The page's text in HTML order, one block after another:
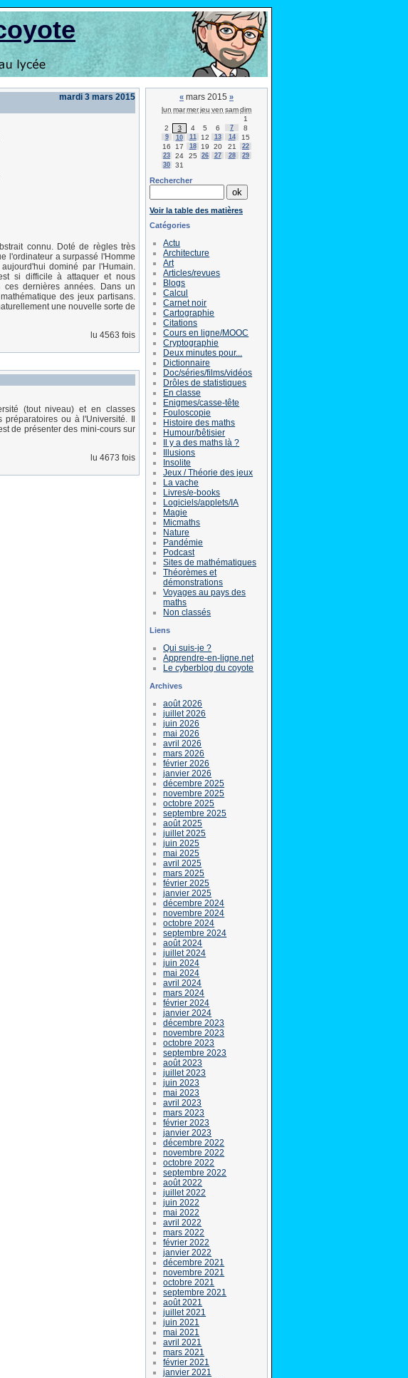
mardi 3 mars 2015
connu. Doté de règles très
l'ordinateur a surpassé l'Homme
dominé par l'Humain.
si difficile à attaquer et nous
dernières années. Dans un
des jeux partisans.
une nouvelle sorte de
lu 4563 fois
(tout niveau) et en classes
ou à l'Université. Il
de présenter des mini-cours sur
lu 4673 fois
« mars 2015 »
lun marmerjeu ven samdim
1
2
3 4 5 6 7 8
9 10 11 12 13 14
15
16
17 18 19 20 21
22
23
24 25 26 27 28
29
30
31
Rechercher
Voir la table des matières
Catégories
Actu
Architecture
Art
Articles/revues
Blogs
Calcul
Carnet noir
Cartographie
Citations
Cours en ligne/MOOC
Cryptographie
Deux minutes pour...
Dictionnaire
Doc/séries/films/vidéos
Drôles de statistiques
En classe
Enigmes/casse-tête
Fouloscopie
Histoire des maths
Humour/bêtisier
Il y a des maths là ?
Illusions
Insolite
Jeux / Théorie des jeux
La vache
Livres/e-books
Logiciels/applets/IA
Magie
Micmaths
Nature
Pandémie
Podcast
Sites de mathématiques
Théorèmes et
démonstrations
Voyages au pays des
maths
Non classés
Liens
Qui suis-je ?
Apprendre-en-ligne.net
Le cyberblog du coyote
Archives
août 2026
juillet 2026
juin 2026
mai 2026
avril 2026
mars 2026
février 2026
janvier 2026
décembre 2025
novembre 2025
octobre 2025
septembre 2025
août 2025
juillet 2025
juin 2025
mai 2025
avril 2025
mars 2025
février 2025
janvier 2025
décembre 2024
novembre 2024
octobre 2024
septembre 2024
août 2024
juillet 2024
juin 2024
mai 2024
avril 2024
mars 2024
février 2024
janvier 2024
décembre 2023
novembre 2023
octobre 2023
septembre 2023
août 2023
juillet 2023
juin 2023
mai 2023
avril 2023
mars 2023
février 2023
janvier 2023
décembre 2022
novembre 2022
octobre 2022
septembre 2022
août 2022
juillet 2022
juin 2022
mai 2022
avril 2022
mars 2022
février 2022
janvier 2022
décembre 2021
novembre 2021
octobre 2021
septembre 2021
août 2021
juillet 2021
juin 2021
mai 2021
avril 2021
mars 2021
février 2021
janvier 2021